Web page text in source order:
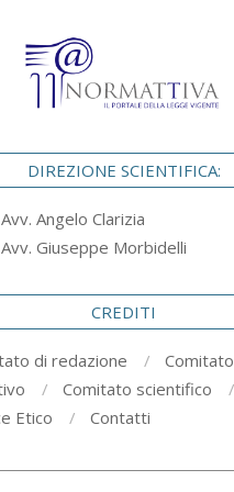
DIREZIONE SCIENTIFICA:
Angelo Clarizia
Giuseppe Morbidelli
CREDITI
di redazione
Comitato
Comitato scientifico
Etico
Contatti